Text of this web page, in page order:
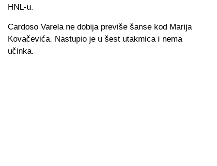
HNL-u.
Cardoso Varela ne dobija previše šanse kod Marija
Kovačevića. Nastupio je u šest utakmica i nema
učinka.